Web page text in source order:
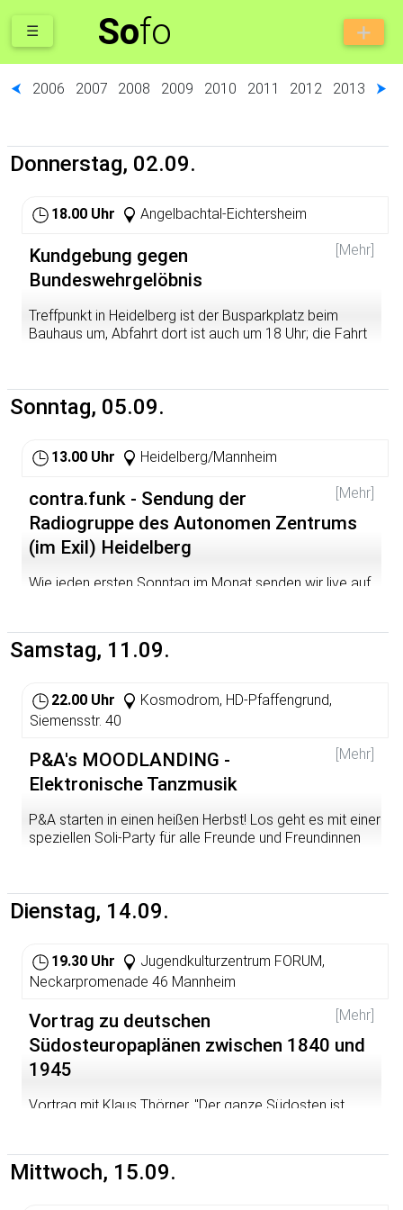
Sofo
☰
⮜ 2006 2007 2008 2009 2010 2011 2012 2013 ⮞
Donnerstag, 02.09.
18.00 Uhr Angelbachtal-Eichtersheim
[Mehr]
Kundgebung gegen
Bundeswehrgelöbnis
Treffpunkt in Heidelberg ist der Busparkplatz beim
Bauhaus um, Abfahrt dort ist auch um 18 Uhr; die Fahrt
Zum Gelöbnis:http://daten.ws-mack.de/Core.asp?
N=Angelbachtal&A=Aktuelles&ID=464&SS=Angelbachta
Sonntag, 05.09.
13.00 Uhr Heidelberg/Mannheim
[Mehr]
contra.funk - Sendung der
Radiogruppe des Autonomen Zentrums
(im Exil) Heidelberg
Wie jeden ersten Sonntag im Monat senden wir live auf
via Kabelempfang sowie im Livestream unter
http://streaming.fueralle.org:8000/bermudafunk.ogg.m3u
gibt es beim bermuda.funk eine Seite:
http://www.bermudafunk.org/stream.html.
Samstag, 11.09.
22.00 Uhr
Kosmodrom, HD-Pfaffengrund,
Siemensstr. 40
[Mehr]
P&A's MOODLANDING -
Elektronische Tanzmusik
P&A starten in einen heißen Herbst! Los geht es mit einer
speziellen Soli-Party für alle Freunde und Freundinnen
mit energiegeladenem Sound aus den Sphären
elektronischer Klangwelten zum Beben bringen!
(wir sammeln weiter Geld u.a. für ein Demo-
Soundsystem...). Frische Infos aus dem Umfeld sozialer
KNOW YOUR RIGHTS!
Kostenbeitrag 3 Euro
Dienstag, 14.09.
19.30 Uhr
Jugendkulturzentrum FORUM,
Neckarpromenade 46 Mannheim
[Mehr]
Vortrag zu deutschen
Südosteuropaplänen zwischen 1840 und
1945
Vortrag mit Klaus Thörner. "Der ganze Südosten ist
erschienen (http://www.ca-
ira.net/verlag/buecher/thoerner-suedosten.html
Mittwoch, 15.09.